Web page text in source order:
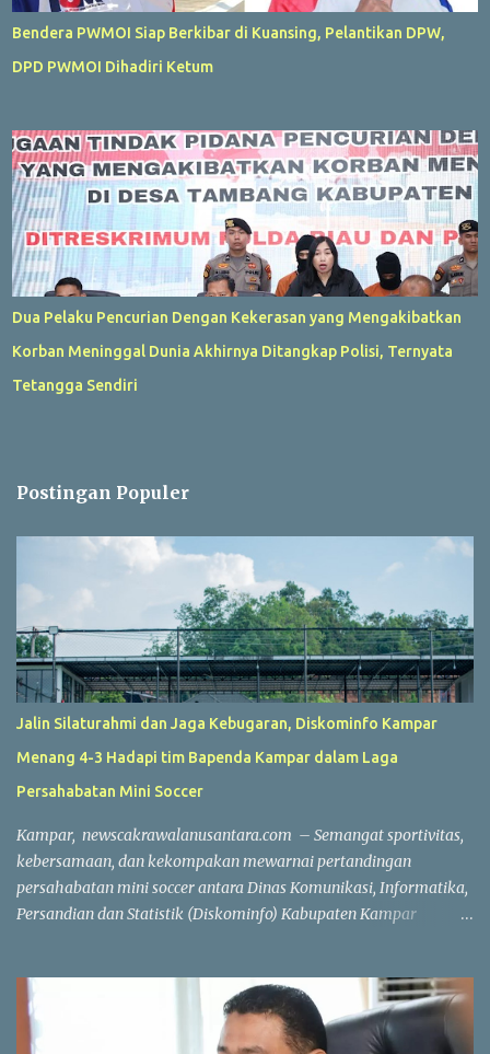
Bendera PWMOI Siap Berkibar di Kuansing, Pelantikan DPW,
DPD PWMOI Dihadiri Ketum
Dua Pelaku Pencurian Dengan Kekerasan yang Mengakibatkan
Korban Meninggal Dunia Akhirnya Ditangkap Polisi, Ternyata
Tetangga Sendiri
Postingan Populer
Jalin Silaturahmi dan Jaga Kebugaran, Diskominfo Kampar
Menang 4-3 Hadapi tim Bapenda Kampar dalam Laga
Persahabatan Mini Soccer
Kampar, newscakrawalanusantara.com – Semangat sportivitas,
kebersamaan, dan kekompakan mewarnai pertandingan
persahabatan mini soccer antara Dinas Komunikasi, Informatika,
Persandian dan Statistik (Diskominfo) Kabupaten Kampar
Soccer, Batu Belah, Kecamatan Kampar, Kamis (23/7/2026),
menjadi ajang mempererat silaturahmi sekaligus menjaga
kebugaran jasmani bagi Aparatur Sipil Negara (ASN) dan PPPK di